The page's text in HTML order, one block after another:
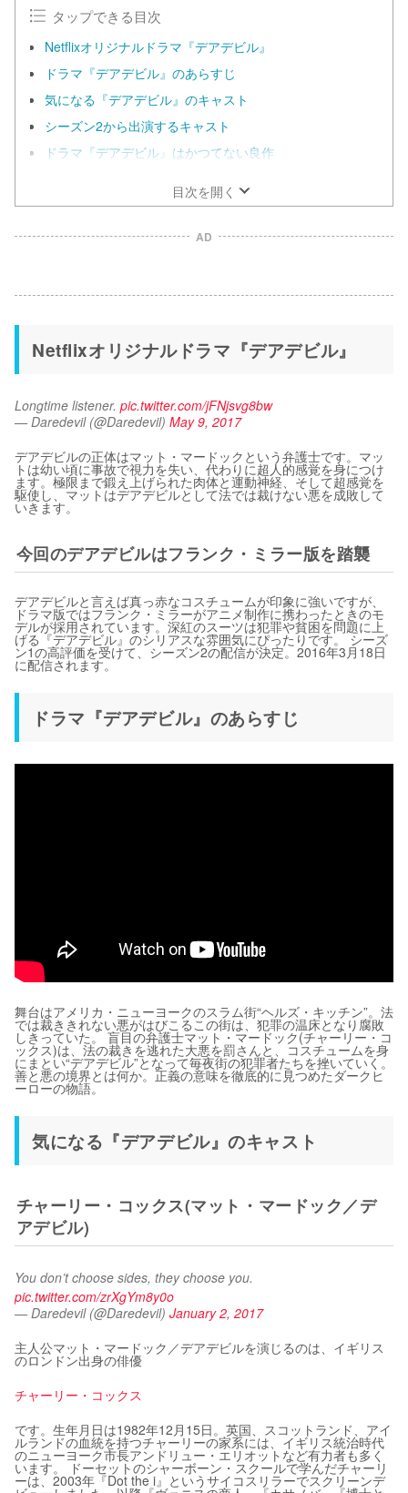
タップできる目次
Netflixオリジナルドラマ『デアデビル』
ドラマ『デアデビル』のあらすじ
気になる『デアデビル』のキャスト
シーズン2から出演するキャスト
ドラマ『デアデビル』はかつてない良作
目次を開く
AD
Netflixオリジナルドラマ『デアデビル』
Longtime listener. pic.twitter.com/jFNjsvg8bw
— Daredevil (@Daredevil) May 9, 2017
デアデビルの正体はマット・マードックという弁護士です。マッ
トは幼い頃に事故で視力を失い、代わりに超人的感覚を身につけ
ます。極限まで鍛え上げられた肉体と運動神経、そして超感覚を
駆使し、マットはデアデビルとして法では裁けない悪を成敗して
いきます。
今回のデアデビルはフランク・ミラー版を踏襲
デアデビルと言えば真っ赤なコスチュームが印象に強いですが、
ドラマ版ではフランク・ミラーがアニメ制作に携わったときのモ
デルが採用されています。深紅のスーツは犯罪や貧困を問題に上
げる『デアデビル』のシリアスな雰囲気にぴったりです。 シーズ
ン1の高評価を受けて、シーズン2の配信が決定。2016年3月18日
に配信されます。
ドラマ『デアデビル』のあらすじ
舞台はアメリカ・ニューヨークのスラム街“ヘルズ・キッチン”。法
では裁ききれない悪がはびこるこの街は、犯罪の温床となり腐敗
しきっていた。 盲目の弁護士マット・マードック(チャーリー・コ
ックス)は、法の裁きを逃れた大悪を罰さんと、コスチュームを身
にまとい“デアデビル”となって毎夜街の犯罪者たちを挫いていく。
善と悪の境界とは何か。正義の意味を徹底的に見つめたダークヒ
ーローの物語。
気になる『デアデビル』のキャスト
チャーリー・コックス(マット・マードック／デ
アデビル)
pic.twitter.com/zrXgYm8y0o
— Daredevil (@Daredevil) January 2, 2017
主人公マット・マードック／デアデビルを演じるのは、イギリス
のロンドン出身の俳優
チャーリー・コックス
です。生年月日は1982年12月15日。英国、スコットランド、アイ
ルランドの血統を持つチャーリーの家系には、イギリス統治時代
のニューヨーク市長アンドリュー・エリオットなど有力者も多く
います。 ドーセットのシャーボーン・スクールで学んだチャーリ
ーは、2003年『Dot the i』というサイコスリラーでスクリーンデ